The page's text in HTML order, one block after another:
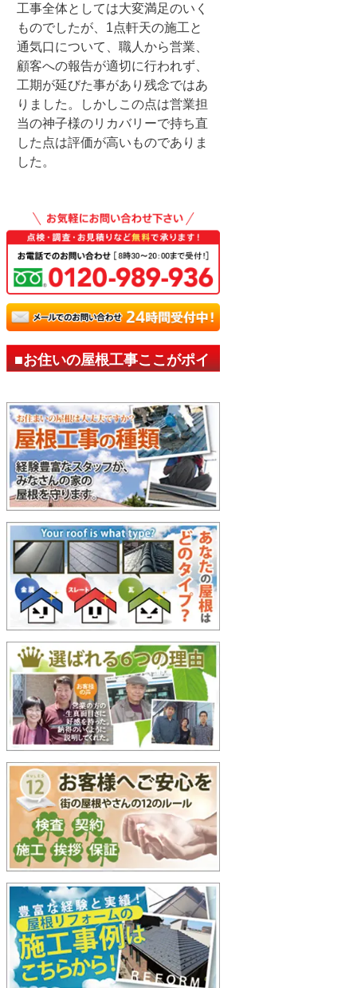
工事全体としては大変満足のいく
ものでしたが、1点軒天の施工と
通気口について、職人から営業、
顧客への報告が適切に行われず、
工期が延びた事があり残念ではあ
りました。しかしこの点は営業担
当の神子様のリカバリーで持ち直
した点は評価が高いものでありま
した。
■お住いの屋根工事ここがポイ